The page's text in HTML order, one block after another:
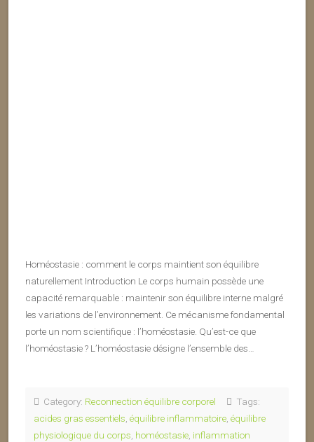
Homéostasie : comment le corps maintient son équilibre
naturellement Introduction Le corps humain possède une
capacité remarquable : maintenir son équilibre interne malgré
les variations de l’environnement. Ce mécanisme fondamental
porte un nom scientifique : l’homéostasie. Qu’est-ce que
l’homéostasie ? L’homéostasie désigne l’ensemble des…
Category: Reconnection équilibre corporel
Tags:
acides gras essentiels équilibre inflammatoire équilibre
physiologique du corps homéostasie inflammation